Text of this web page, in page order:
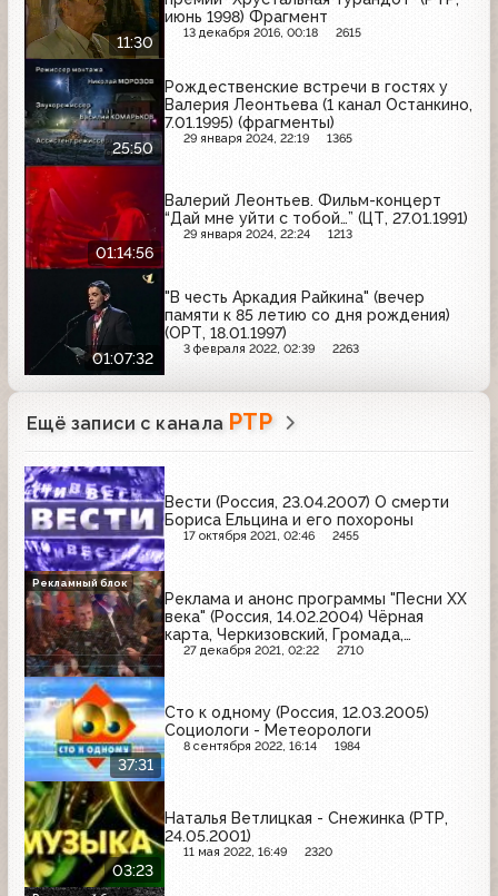
11:30
июнь 1998) Фрагмент
13 декабря 2016, 00:18 2615
25:50
Рождественские встречи в гостях у
Валерия Леонтьева (1 канал Останкино,
7.01.1995) (фрагменты)
29 января 2024, 22:19 1365
01:14:56
Валерий Леонтьев. Фильм-концерт
“Дай мне уйти с тобой…” (ЦТ, 27.01.1991)
29 января 2024, 22:24 1213
01:07:32
"В честь Аркадия Райкина" (вечер
памяти к 85 летию со дня рождения)
(ОРТ, 18.01.1997)
3 февраля 2022, 02:39 2263
Ещё записи с канала РТР
Вести (Россия, 23.04.2007) О смерти
Бориса Ельцина и его похороны
17 октября 2021, 02:46 2455
Реклама и анонс программы "Песни XX
века" (Россия, 14.02.2004) Чёрная
карта, Черкизовский, Громада,
Геделикс, Мир кожи и меха, Lindt,
Calgonit, Вокруг Света, Дом кухни,
Техносила
27 декабря 2021, 02:22 2710
Рекламный блок
37:31
Сто к одному (Россия, 12.03.2005)
Социологи - Метеорологи
8 сентября 2022, 16:14 1984
03:23
Наталья Ветлицкая - Снежинка (РТР,
24.05.2001)
11 мая 2022, 16:49 2320